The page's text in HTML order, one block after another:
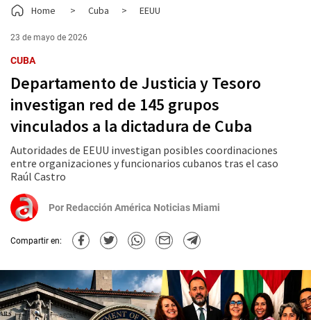
Home > Cuba > EEUU
23 de mayo de 2026
CUBA
Departamento de Justicia y Tesoro
investigan red de 145 grupos
vinculados a la dictadura de Cuba
Autoridades de EEUU investigan posibles coordinaciones
entre organizaciones y funcionarios cubanos tras el caso
Raúl Castro
Por Redacción América Noticias Miami
Compartir en: